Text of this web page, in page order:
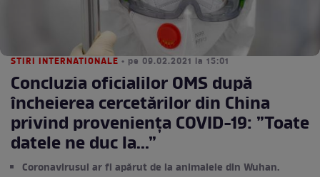
STIRI INTERNATIONALE • pe 09.02.2021 la 15:01
Concluzia oficialilor OMS după
încheierea cercetărilor din China
privind proveniența COVID-19: ”Toate
datele ne duc la...”
Coronavirusul ar fi apărut de la animalele din Wuhan.